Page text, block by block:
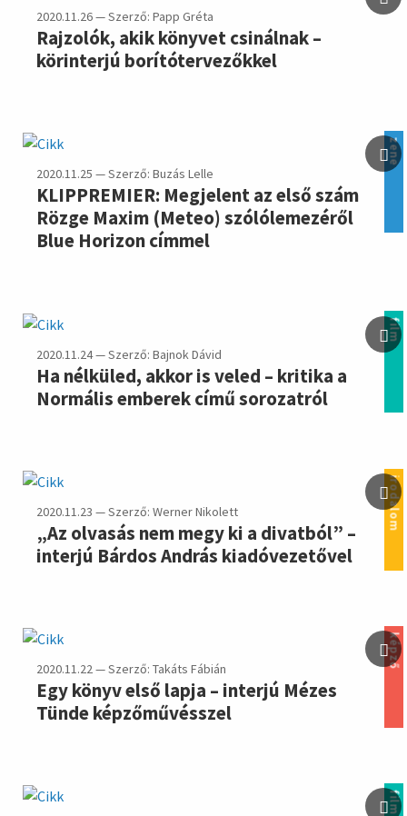
2020.11.26 — Szerző: Papp Gréta
Rajzolók, akik könyvet csinálnak –
körinterjú borítótervezőkkel
zene
2020.11.25 — Szerző: Buzás Lelle
KLIPPREMIER: Megjelent az első szám
Rözge Maxim (Meteo) szólólemezéről
Blue Horizon címmel
film
2020.11.24 — Szerző: Bajnok Dávid
Ha nélküled, akkor is veled – kritika a
Normális emberek című sorozatról
irodalom
2020.11.23 — Szerző: Werner Nikolett
„Az olvasás nem megy ki a divatból” –
interjú Bárdos András kiadóvezetővel
képző
2020.11.22 — Szerző: Takáts Fábián
Egy könyv első lapja – interjú Mézes
Tünde képzőművésszel
film